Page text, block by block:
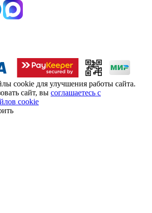
cookie для улучшения работы сайта.
сайт, вы соглашаетесь с
cookie